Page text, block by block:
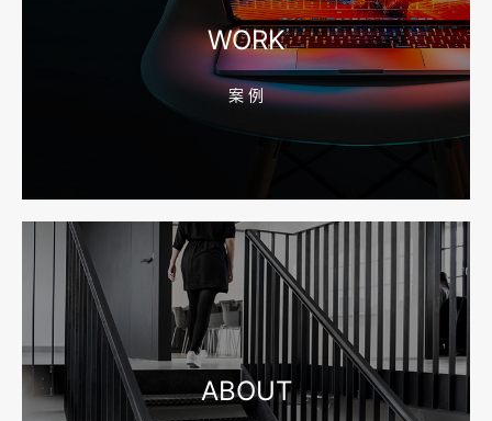
宁波高端网站建设公司推荐，移动端验收别放到最后
宁波网站建设报价怎么看？合同、源码和后台要先写清
2026-08-04 17:55:09
宁波制造业网站建设公司怎么选？先看产品询盘字段
WORK
案 例
ABOUT